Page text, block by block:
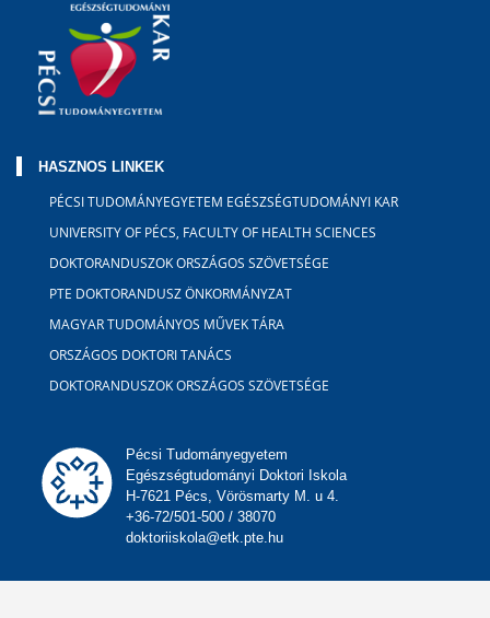
HASZNOS LINKEK
PÉCSI TUDOMÁNYEGYETEM EGÉSZSÉGTUDOMÁNYI KAR
UNIVERSITY OF PÉCS, FACULTY OF HEALTH SCIENCES
DOKTORANDUSZOK ORSZÁGOS SZÖVETSÉGE
PTE DOKTORANDUSZ ÖNKORMÁNYZAT
MAGYAR TUDOMÁNYOS MŰVEK TÁRA
ORSZÁGOS DOKTORI TANÁCS
DOKTORANDUSZOK ORSZÁGOS SZÖVETSÉGE
Pécsi Tudományegyetem
Egészségtudományi Doktori Iskola
H-7621 Pécs, Vörösmarty M. u 4.
+36-72/501-500 / 38070
doktoriiskola@etk.pte.hu